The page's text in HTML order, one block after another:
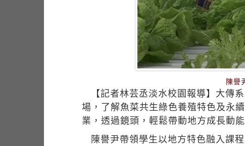
陳譽
【記者林芸丞淡水校園報導】大傳
場，了解魚菜共生綠色養殖特色及永
業，透過鏡頭，輕鬆帶動地方成長動能
陳譽尹帶領學生以地方特色融入課